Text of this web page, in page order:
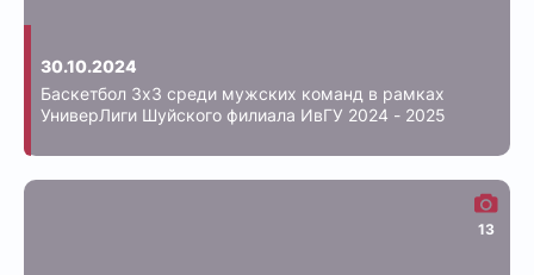
30.10.2024
Баскетбол 3х3 среди мужских команд в рамках
УниверЛиги Шуйского филиала ИвГУ 2024 - 2025
13